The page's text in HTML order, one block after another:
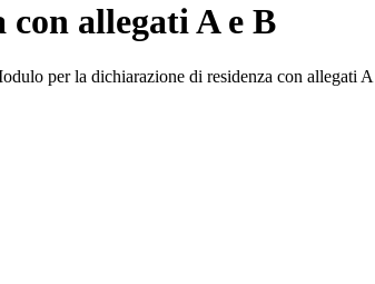
allegati A e B
per la dichiarazione di residenza con allegati